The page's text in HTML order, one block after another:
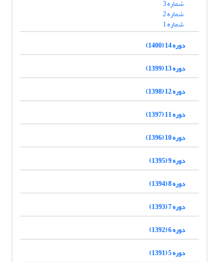
شماره 3
شماره 2
شماره 1
دوره 14 (1400)
دوره 13 (1399)
دوره 12 (1398)
دوره 11 (1397)
دوره 10 (1396)
دوره 9 (1395)
دوره 8 (1394)
دوره 7 (1393)
دوره 6 (1392)
دوره 5 (1391)